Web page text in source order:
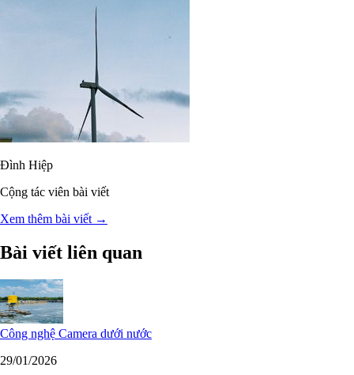
Đình Hiệp
Cộng tác viên bài viết
Xem thêm bài viết →
Bài viết liên quan
Công nghệ Camera dưới nước
29/01/2026